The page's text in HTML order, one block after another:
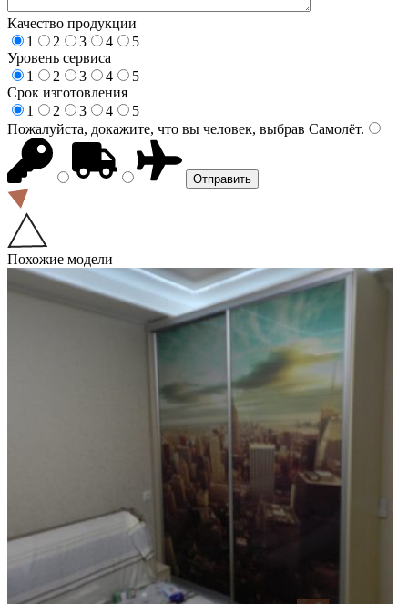
Качество продукции
1
2 3 4
5
Уровень сервиса
1
2 3 4
5
Срок изготовления
1
2 3 4
5
Пожалуйста, докажите, что вы человек, выбрав Самолёт.
Похожие модели